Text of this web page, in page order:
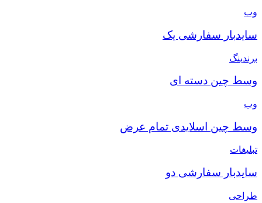
وب
سایدبار سفارشی یک
برندینگ
وسط چین دسته ای
وب
وسط چین اسلایدی تمام عرض
تبلیغات
سایدبار سفارشی دو
طراحی